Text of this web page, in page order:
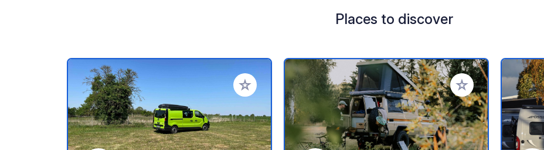
Places to discover
Add to your favorites Add to your favorites